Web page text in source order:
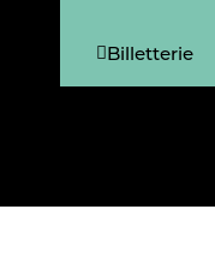
Billetterie